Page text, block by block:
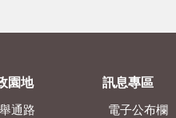
園地
通路
訊息專區
電子公布欄